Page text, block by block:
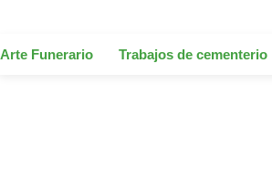
Arte Funerario Trabajos de cementerio